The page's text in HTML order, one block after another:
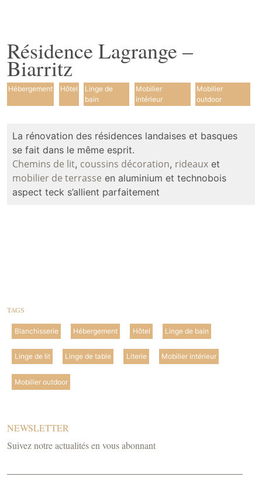
Résidence Lagrange –
Biarritz
Hébergement Hôtel
Linge de
bain
Mobilier
intérieur
Mobilier
outdoor
La rénovation des résidences landaises et basques
se fait dans le même esprit.
Chemins de lit, coussins décoration, rideaux et
mobilier de terrasse en aluminium et technobois
aspect teck s’allient parfaitement
TAGS
Blanchisserie Hébergement Hôtel Linge de bain
Linge de lit Linge de table Literie Mobilier intérieur
Mobilier outdoor
NEWSLETTER
Suivez notre actualités en vous abonnant